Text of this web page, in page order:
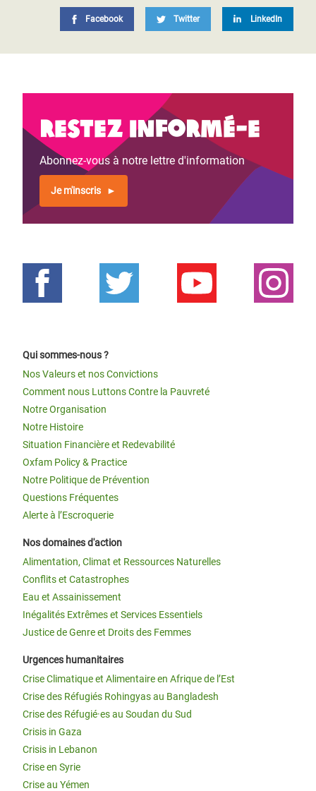
Facebook Twitter LinkedIn
Restez informé-e
Abonnez-vous à notre lettre d'information
Je m'inscris
Qui sommes-nous ?
Nos Valeurs et nos Convictions
Comment nous Luttons Contre la Pauvreté
Notre Organisation
Notre Histoire
Situation Financière et Redevabilité
Oxfam Policy & Practice
Notre Politique de Prévention
Questions Fréquentes
Alerte à l’Escroquerie
Nos domaines d'action
Alimentation, Climat et Ressources Naturelles
Conflits et Catastrophes
Eau et Assainissement
Inégalités Extrêmes et Services Essentiels
Justice de Genre et Droits des Femmes
Urgences humanitaires
Crise Climatique et Alimentaire en Afrique de l’Est
Crise des Réfugiés Rohingyas au Bangladesh
Crise des Réfugié·es au Soudan du Sud
Crisis in Gaza
Crisis in Lebanon
Crise en Syrie
Crise au Yémen